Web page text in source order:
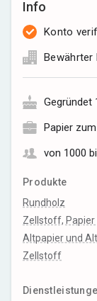
Info
Konto
Gegründet
Papier
von 1000
Produkte
Rundholz
Zellstoff, Papier
Altpapier und
Zellstoff